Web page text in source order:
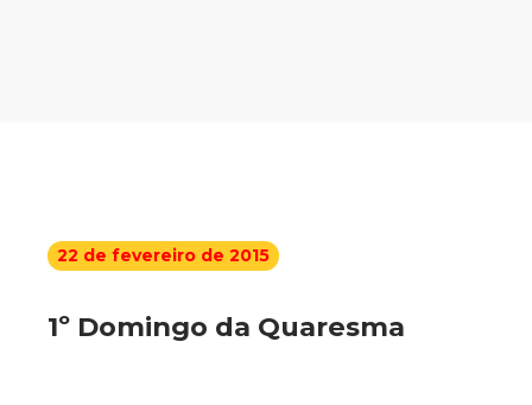
22 de fevereiro de 2015
1º Domingo da Quaresma